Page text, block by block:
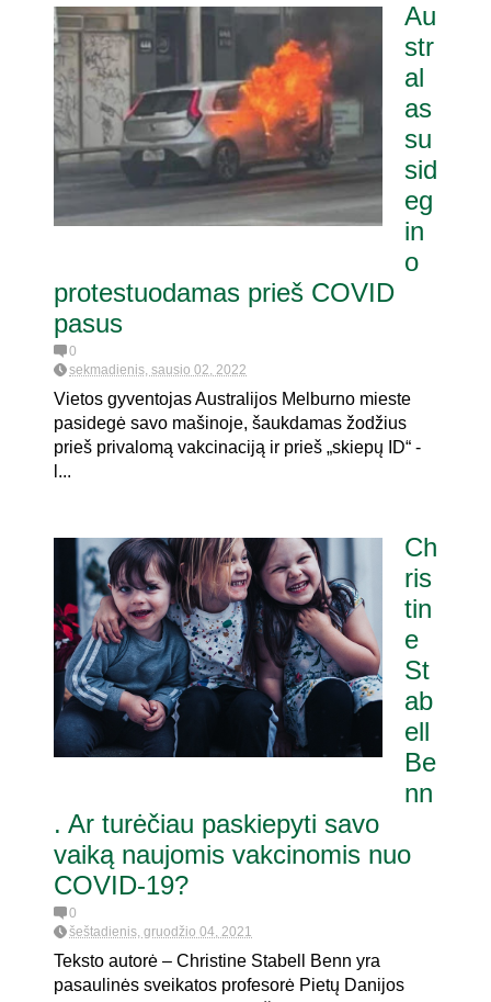
Au
str
al
as
su
sid
eg
in
o
protestuodamas prieš COVID
pasus
0
sekmadienis, sausio 02, 2022
Vietos gyventojas Australijos Melburno mieste
pasidegė savo mašinoje, šaukdamas žodžius
prieš privalomą vakcinaciją ir prieš „skiepų ID“ -
l...
Ch
ris
tin
e
St
ab
ell
Be
nn
. Ar turėčiau paskiepyti savo
vaiką naujomis vakcinomis nuo
COVID-19?
0
šeštadienis, gruodžio 04, 2021
Teksto autorė – Christine Stabell Benn yra
pasaulinės sveikatos profesorė Pietų Danijos